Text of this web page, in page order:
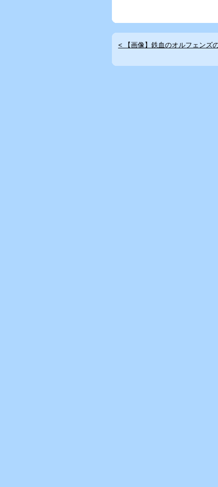
< 【画像】鉄血のオルフェンズ